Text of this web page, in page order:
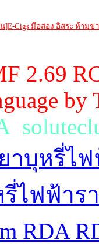
Cigs มือสอง อิสระ ห้ามข
2.69
solutecl
าบุหรี่ไ
ไฟฟ้าร
RDA